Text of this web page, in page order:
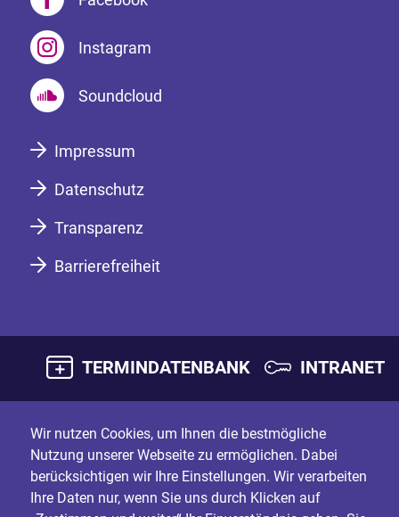
Instagram
Soundcloud
Impressum
Datenschutz
Transparenz
Barrierefreiheit
TERMINDATENBANK INTRANET
Wir nutzen Cookies, um Ihnen die bestmögliche
Nutzung unserer Webseite zu ermöglichen. Dabei
berücksichtigen wir Ihre Einstellungen. Wir verarbeiten
Ihre Daten nur, wenn Sie uns durch Klicken auf